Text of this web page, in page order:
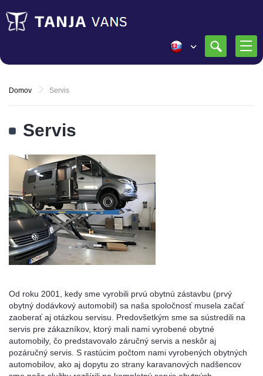
Domov Servis
Servis
Od roku 2001, kedy sme vyrobili prvú obytnú zástavbu (prvý
obytný dodávkový automobil) sa naša spoločnosť musela začať
zaoberať aj otázkou servisu. Predovšetkým sme sa sústredili na
servis pre zákazníkov, ktorý mali nami vyrobené obytné
automobily, čo predstavovalo záručný servis a neskôr aj
pozáručný servis. S rastúcim počtom nami vyrobených obytných
automobilov, ako aj dopytu zo strany karavanových nadšencov